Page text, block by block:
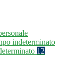
indeterminato
12